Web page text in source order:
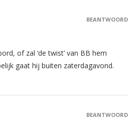
of zal ‘de twist’ van BB hem
gaat hij buiten zaterdagavond.
BEANTWOORD
BEANTWOORD